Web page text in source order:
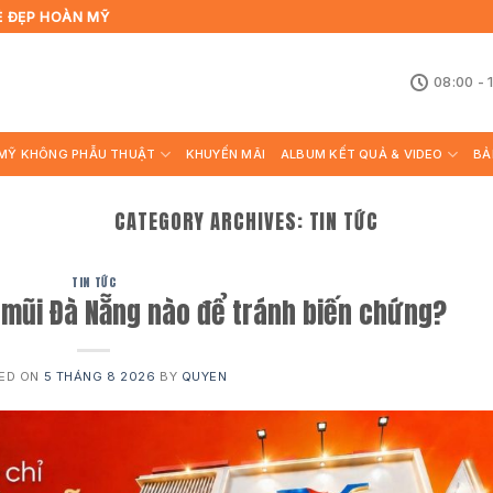
ĐẸP HOÀN MỸ
08:00 -
KHÔNG PHẪU THUẬT KHUYẾN MÃI ALBUM KẾT QUẢ & VIDEO
CATEGORY ARCHIVES: TIN TỨC
TIN TỨC
Đà Nẵng nào để tránh biến chứng?
ON 5 THÁNG 8 2026 BY QUYEN